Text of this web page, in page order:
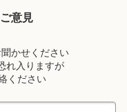
意見
かせください
れ入りますが
ください